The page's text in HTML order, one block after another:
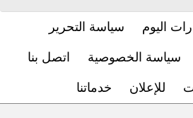
اليوم سياسة التحرير
سياسة الخصوصية اتصل بنا
للإعلان خدماتنا